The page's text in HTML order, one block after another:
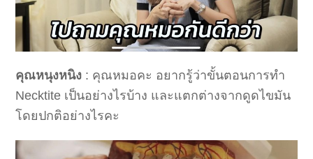
คุณหนุงหนิง : คุณหมอคะ อยากรู้ว่าขั้นตอนการทำ
Necktite เป็นอย่างไรบ้าง และแตกต่างจากดูดไขมัน
โดยปกติอย่างไรคะ